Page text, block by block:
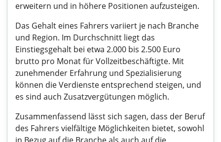
erweitern und in höhere Positionen aufzusteigen.
Das Gehalt eines Fahrers variiert je nach Branche
und Region. Im Durchschnitt liegt das
Einstiegsgehalt bei etwa 2.000 bis 2.500 Euro
brutto pro Monat für Vollzeitbeschäftigte. Mit
zunehmender Erfahrung und Spezialisierung
können die Verdienste entsprechend steigen, und
es sind auch Zusatzvergütungen möglich.
Zusammenfassend lässt sich sagen, dass der Beruf
des Fahrers vielfältige Möglichkeiten bietet, sowohl